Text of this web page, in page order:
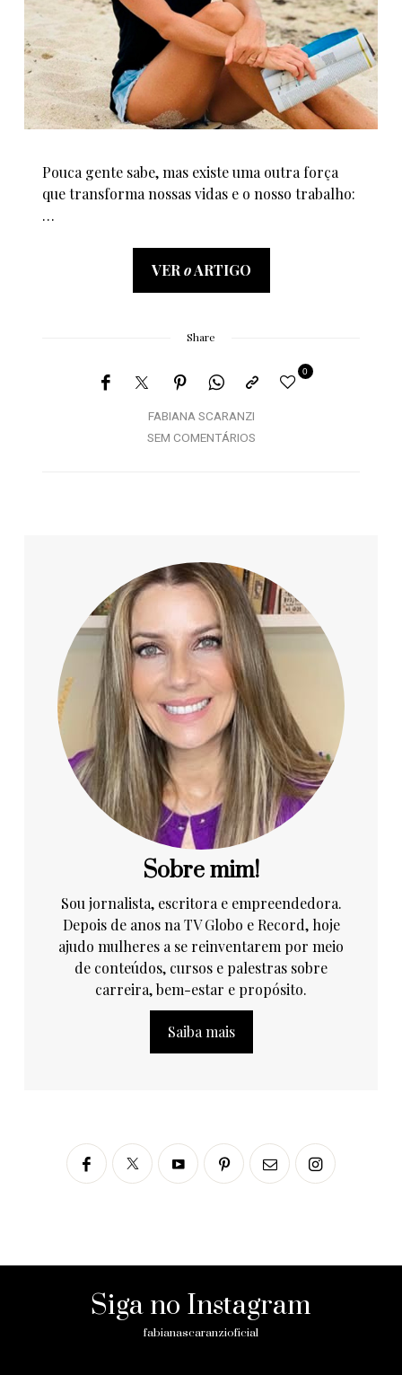
Pouca gente sabe, mas existe uma outra força
que transforma nossas vidas e o nosso trabalho:
…
VERoARTIGO
Share
FABIANA SCARANZI
0
SEM COMENTÁRIOS
Sobre mim!
Sou jornalista, escritora e empreendedora.
Depois de anos na TV Globo e Record, hoje
ajudo mulheres a se reinventarem por meio
de conteúdos, cursos e palestras sobre
carreira, bem-estar e propósito.
Saiba mais
Siga no Instagram
fabianascaranzioficial